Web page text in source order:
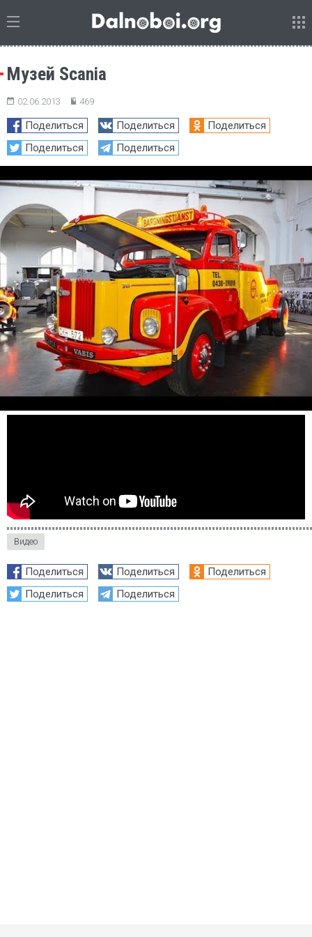
Музей Scania
02.06.2013 469
Поделиться Поделиться
Поделиться
Поделиться
Поделиться
Видео
Поделиться Поделиться
Поделиться
Поделиться
Поделиться